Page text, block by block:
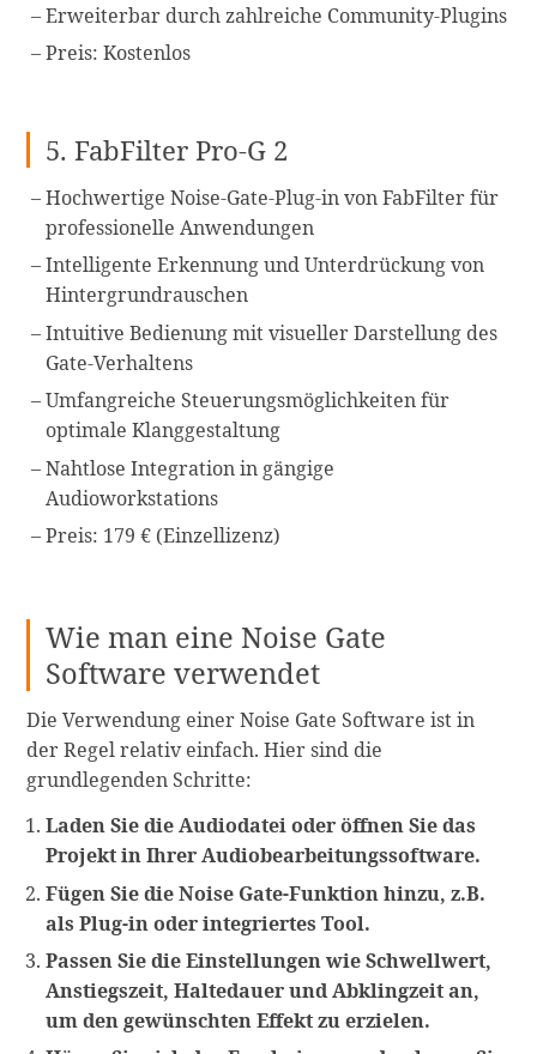
Erweiterbar durch zahlreiche Community-Plugins
Preis: Kostenlos
5. FabFilter Pro-G 2
Hochwertige Noise-Gate-Plug-in von FabFilter für
professionelle Anwendungen
Intelligente Erkennung und Unterdrückung von
Hintergrundrauschen
Intuitive Bedienung mit visueller Darstellung des
Gate-Verhaltens
Umfangreiche Steuerungsmöglichkeiten für
optimale Klanggestaltung
Nahtlose Integration in gängige
Audioworkstations
Preis: 179 € (Einzellizenz)
Wie man eine Noise Gate
Software verwendet
Die Verwendung einer Noise Gate Software ist in
der Regel relativ einfach. Hier sind die
grundlegenden Schritte:
Laden Sie die Audiodatei oder öffnen Sie das
Projekt in Ihrer Audiobearbeitungssoftware.
Fügen Sie die Noise Gate-Funktion hinzu, z.B.
als Plug-in oder integriertes Tool.
Passen Sie die Einstellungen wie Schwellwert,
Anstiegszeit, Haltedauer und Abklingzeit an,
um den gewünschten Effekt zu erzielen.